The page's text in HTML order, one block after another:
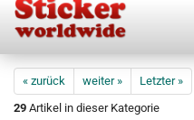
« zurück weiter »
Letzter »
29 Artikel in dieser Kategorie